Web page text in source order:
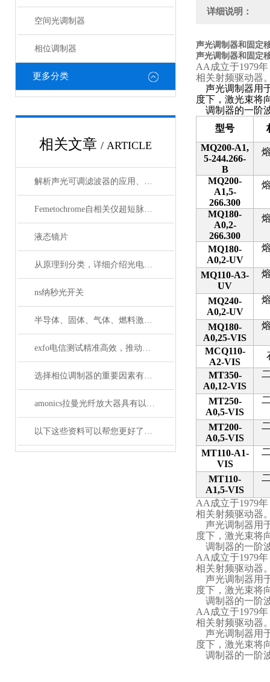
空间光调制器
相位调制器
更多分类
相关文章 / ARTICLE
解析声光可调滤波器的应用、原理以及使用特点
Femetochrome自相关仪超短脉冲测量的“时间显微镜”
液态镜片
从原理到分类，详细介绍光电探测器
ns纳秒光开关
半导体、固体、气体、燃料激光器有哪些典型应用？
exfo电信测试精准高效，推动通信网络质量新标准
选择相位调制器的重要因素有哪些？你清楚吗？
amonics拉曼光纤放大器具有以下四大优点
以下这些资料可以帮您更好了解偏振分析仪
详细说明：
声光调制器和固定
声光调制器和固定
AA 成立于1979
相关射频驱动器
声光调制器用
度下，激光束将
调制器的一阶
型号
MQ200-A1,
5-244.266-
B
MQ200-
A1,5-
266.300
MQ180-
A0,2-
266.300
MQ180-
A0,2-UV
MQ110-A3-
UV
MQ240-
A0,2-UV
MQ180-
A0,25-VIS
MCQ110-
A2-VIS
MT350-
A0,12-VIS
MT250-
A0,5-VIS
MT200-
A0,5-VIS
MT110-A1-
VIS
MT110-
A1,5-VIS
AA 成立于1979
相关射频驱动器
声光调制器用
度下，激光束将
调制器的一阶
AA 成立于1979
相关射频驱动器
声光调制器用
度下，激光束将
调制器的一阶
AA 成立于1979
相关射频驱动器
声光调制器用
度下，激光束将
调制器的一阶